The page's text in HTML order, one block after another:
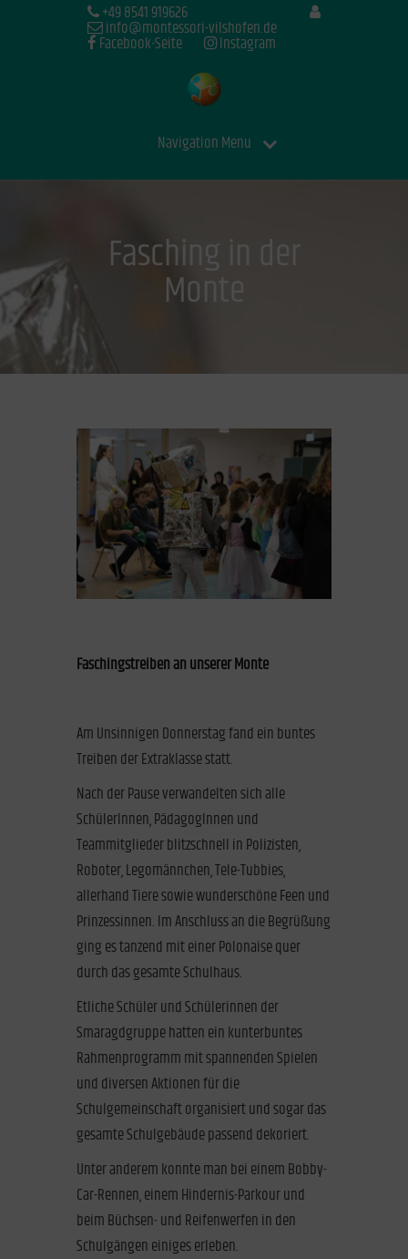
+49 8541 919626
info@montessori-vilshofen.de
Facebook-Seite Instagram
Navigation Menu
Fasching in der
Monte
Faschingstreiben an unserer Monte
Am Unsinnigen Donnerstag fand ein buntes
Treiben der Extraklasse statt.
Nach der Pause verwandelten sich alle
SchülerInnen, PädagogInnen und
Teammitglieder blitzschnell in Polizisten,
Roboter, Legomännchen, Tele-Tubbies,
allerhand Tiere sowie wunderschöne Feen und
Prinzessinnen. Im Anschluss an die Begrüßung
ging es tanzend mit einer Polonaise quer
durch das gesamte Schulhaus.
Etliche Schüler und Schülerinnen der
Smaragdgruppe hatten ein kunterbuntes
Rahmenprogramm mit spannenden Spielen
und diversen Aktionen für die
Schulgemeinschaft organisiert und sogar das
gesamte Schulgebäude passend dekoriert.
Unter anderem konnte man bei einem Bobby-
Car-Rennen, einem Hindernis-Parkour und
beim Büchsen- und Reifenwerfen in den
Schulgängen einiges erleben.